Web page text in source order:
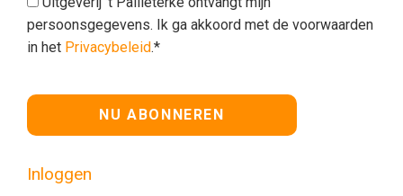
persoonsgegevens. Ik ga akkoord met de voorwaarden
in het Privacybeleid.*
Geen waarde
Inloggen